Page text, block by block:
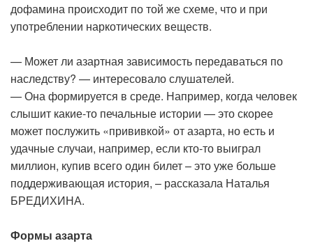
дофамина происходит по той же схеме, что и при
употреблении наркотических веществ.
— Может ли азартная зависимость передаваться по
наследству? — интересовало слушателей.
— Она формируется в среде. Например, когда человек
слышит какие-то печальные истории — это скорее
может послужить «прививкой» от азарта, но есть и
удачные случаи, например, если кто-то выиграл
миллион, купив всего один билет – это уже больше
поддерживающая история, – рассказала Наталья
БРЕДИХИНА.
Формы азарта